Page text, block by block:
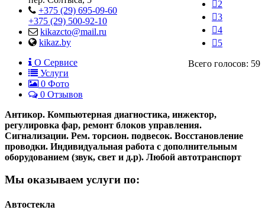
2
3
4
5
Всего голосов: 59
+375 (29) 695-09-60
+375 (29) 500-92-10
kikazcto@mail.ru
kikaz.by
О Сервисе
Услуги
0 Фото
0 Отзывов
Антикор. Компьютерная диагностика, инжектор,
регулировка фар, ремонт блоков управления.
Сигнализации. Рем. торсион. подвесок. Восстановление
проводки. Индивидуальная работа с дополнительным
оборудованием (звук, свет и д.р). Любой автотранспорт
Мы оказываем услуги по:
Автостекла